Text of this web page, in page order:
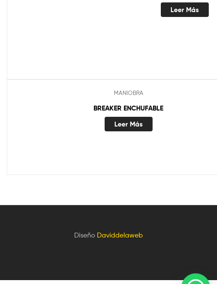
Leer Más
MANIOBRA
BREAKER ENCHUFABLE
Leer Más
Diseño Daviddelaweb